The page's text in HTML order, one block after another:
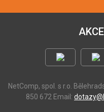
NetComp, spol. s r.o.
850 672 Email: